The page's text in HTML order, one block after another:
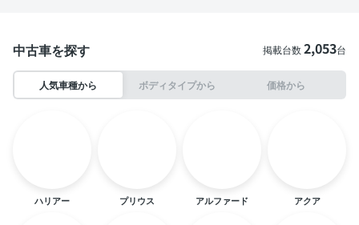
中古車を探す 掲載台数2,053台
人気車種から ボディタイプから 価格から
ハリアー プリウス アルファード アクア